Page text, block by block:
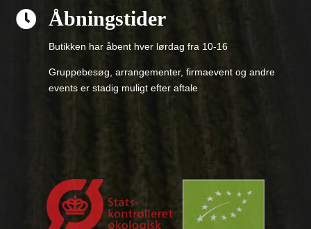
 Åbningstider
Butikken har åbent hver lørdag fra 10-16
Gruppebesøg, arrangementer, firmaevent og andre
events er stadig muligt efter aftale